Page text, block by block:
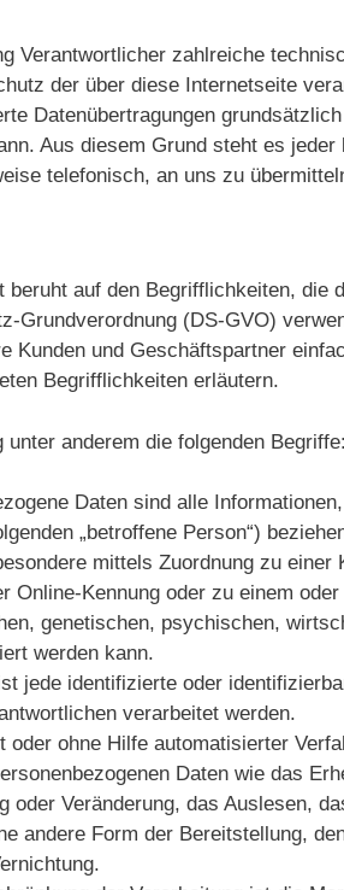
Verantwortlicher zahlreiche
der über diese Internetseite
Datenübertragungen
Aus diesem Grund steht es
telefonisch, an uns zu
auf den Begrifflichkeiten, die
Grundverordnung (DS-GVO)
Kunden und Geschäftspartner
Begrifflichkeiten erläutern.
anderem die folgenden Begriffe:
Daten sind alle
„betroffene Person“)
mittels Zuordnung zu einer
Online-Kennung oder zu einem
genetischen, psychischen,
werden kann.
jede identifizierte oder
verarbeitet werden.
ohne Hilfe automatisierter
Daten wie das
oder Veränderung, das Auslesen,
andere Form der Bereitstellung,